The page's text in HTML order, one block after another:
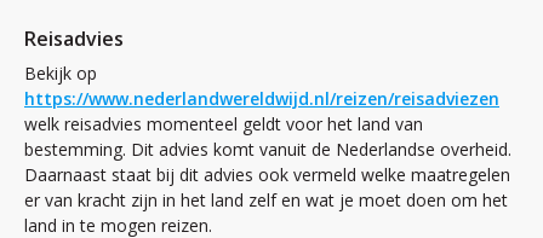
Reisadvies
Bekijk op
https://www.nederlandwereldwijd.nl/reizen/reisadviezen
welk reisadvies momenteel geldt voor het land van
bestemming. Dit advies komt vanuit de Nederlandse overheid.
Daarnaast staat bij dit advies ook vermeld welke maatregelen
er van kracht zijn in het land zelf en wat je moet doen om het
land in te mogen reizen.